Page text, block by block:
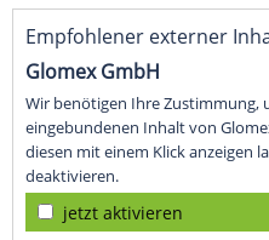
Empfohlener externer
Glomex GmbH
Wir benötigen Ihre Zustimmung,
eingebundenen Inhalt von
diesen mit einem Klick anzeigen
deaktivieren.
jetzt aktivieren